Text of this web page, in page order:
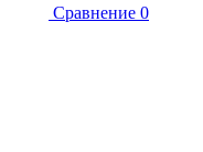
Сравнение 0